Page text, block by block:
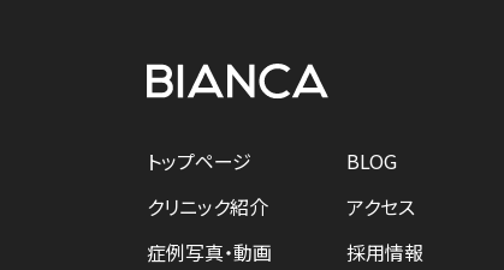
トップページ
クリニック紹介
症例写真・動画
BLOG
アクセス
採用情報